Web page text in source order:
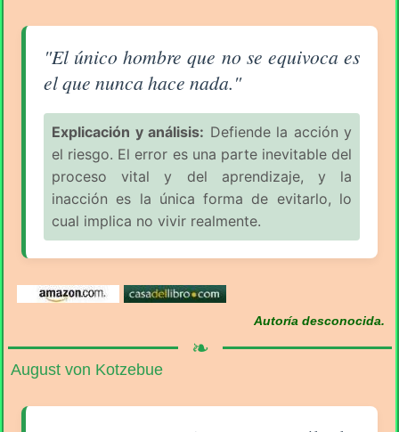
Aforismo sobre la Equivocación (pág. 1/6) -
"El único hombre que no se equivoca es
el que nunca hace nada."
Explicación y análisis: Defiende la acción y
el riesgo. El error es una parte inevitable del
proceso vital y del aprendizaje, y la
inacción es la única forma de evitarlo, lo
cual implica no vivir realmente.
Autoría desconocida.
❧
August von Kotzebue